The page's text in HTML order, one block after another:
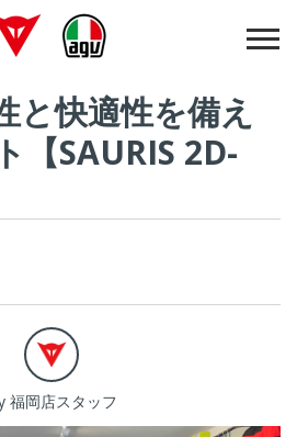
と快適性を備え
【SAURIS 2D-
福岡店スタッフ